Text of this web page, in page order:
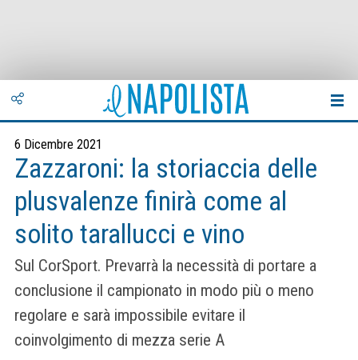
6 Dicembre 2021
Zazzaroni: la storiaccia delle
plusvalenze finirà come al
solito tarallucci e vino
Sul CorSport. Prevarrà la necessità di portare a
conclusione il campionato in modo più o meno
regolare e sarà impossibile evitare il
coinvolgimento di mezza serie A